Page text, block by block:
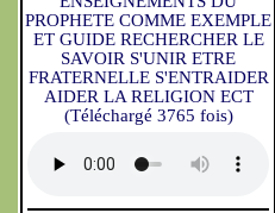
PROPHETE COMME EXEMPLE
ET GUIDE RECHERCHER LE
SAVOIR S'UNIR ETRE
FRATERNELLE S'ENTRAIDER
AIDER LA RELIGION ECT
(Téléchargé 3765 fois)